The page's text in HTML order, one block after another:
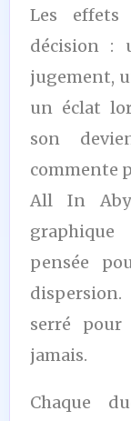
Les effets
décision :
jugement,
un éclat
son
commente
All In
pensée
serré
jamais.
Chaque